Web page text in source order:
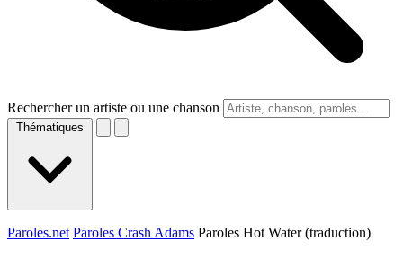
Rechercher un artiste ou une chanson
Thématiques
Paroles.net Paroles Crash Adams Paroles Hot Water (traduction)